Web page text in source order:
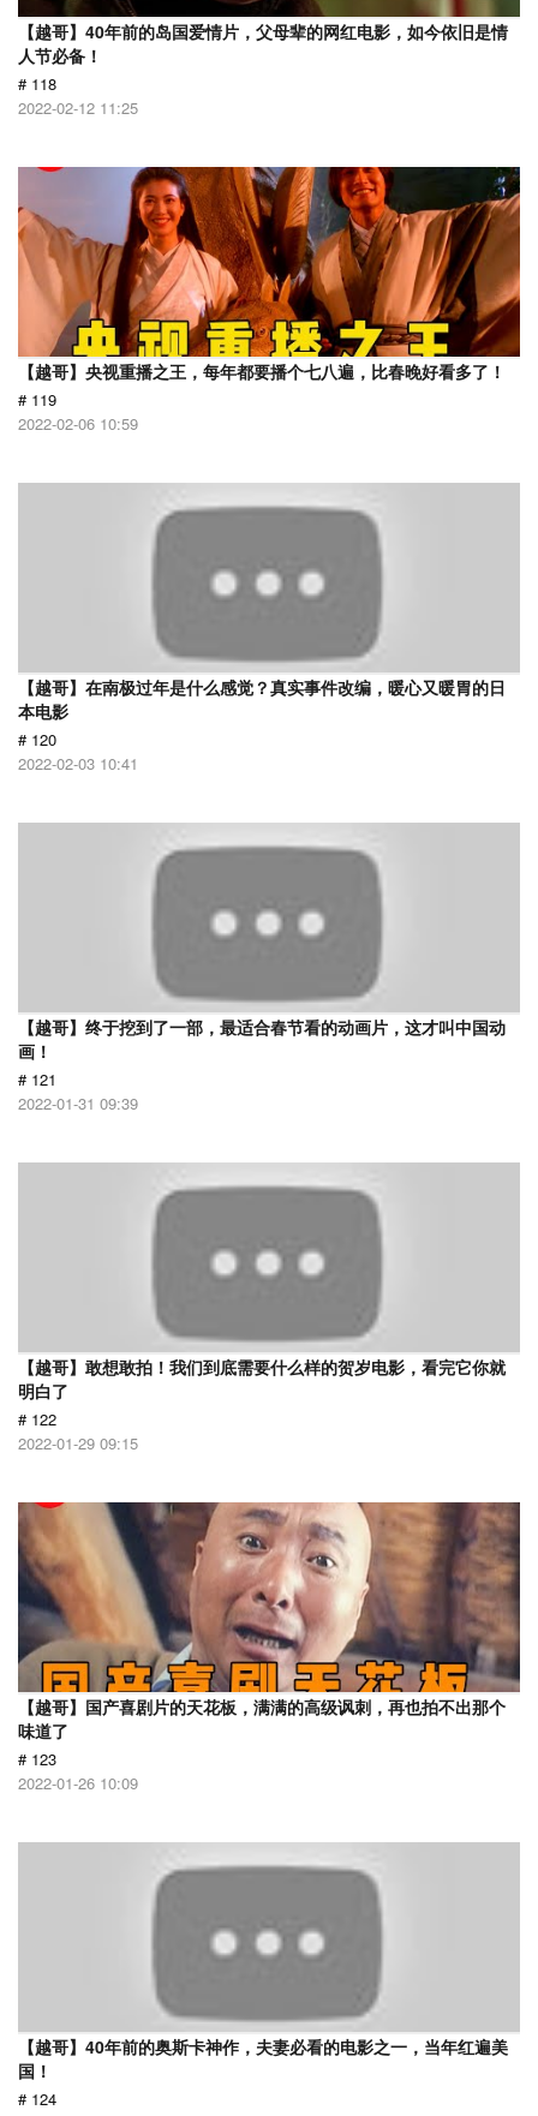
【越哥】40年前的岛国爱情片，父母辈的网红电影，如今依旧是情
人节必备！
# 118
2022-02-12 11:25
【越哥】央视重播之王，每年都要播个七八遍，比春晚好看多了！
# 119
2022-02-06 10:59
【越哥】在南极过年是什么感觉？真实事件改编，暖心又暖胃的日
本电影
# 120
2022-02-03 10:41
【越哥】终于挖到了一部，最适合春节看的动画片，这才叫中国动
画！
# 121
2022-01-31 09:39
【越哥】敢想敢拍！我们到底需要什么样的贺岁电影，看完它你就
明白了
# 122
2022-01-29 09:15
【越哥】国产喜剧片的天花板，满满的高级讽刺，再也拍不出那个
味道了
# 123
2022-01-26 10:09
【越哥】40年前的奥斯卡神作，夫妻必看的电影之一，当年红遍美
国！
# 124